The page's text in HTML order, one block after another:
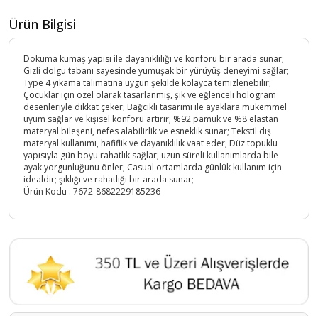
Ürün Bilgisi
Dokuma kumaş yapısı ile dayanıklılığı ve konforu bir arada sunar;
Gizli dolgu tabanı sayesinde yumuşak bir yürüyüş deneyimi sağlar;
Type 4 yıkama talimatına uygun şekilde kolayca temizlenebilir;
Çocuklar için özel olarak tasarlanmış, şık ve eğlenceli hologram
desenleriyle dikkat çeker; Bağcıklı tasarımı ile ayaklara mükemmel
uyum sağlar ve kişisel konforu artırır; %92 pamuk ve %8 elastan
materyal bileşeni, nefes alabilirlik ve esneklik sunar; Tekstil dış
materyal kullanımı, hafiflik ve dayanıklılık vaat eder; Düz topuklu
yapısıyla gün boyu rahatlık sağlar; uzun süreli kullanımlarda bile
ayak yorgunluğunu önler; Casual ortamlarda günlük kullanım için
idealdir; şıklığı ve rahatlığı bir arada sunar;
Ürün Kodu : 7672-8682229185236